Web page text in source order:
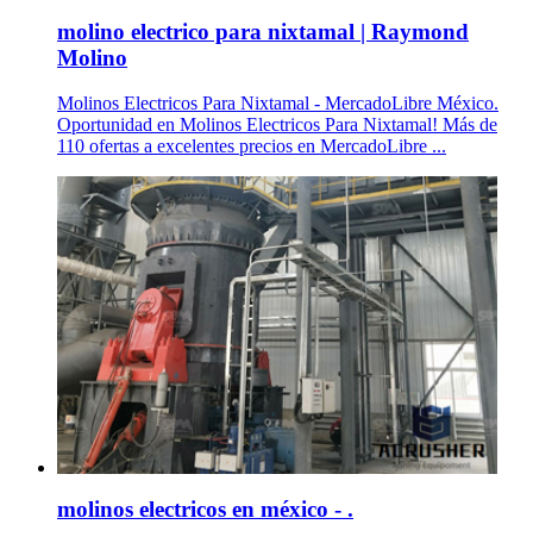
molino electrico para nixtamal | Raymond
Molino
Molinos Electricos Para Nixtamal - MercadoLibre México.
Oportunidad en Molinos Electricos Para Nixtamal! Más de
110 ofertas a excelentes precios en MercadoLibre ...
molinos electricos en méxico - .